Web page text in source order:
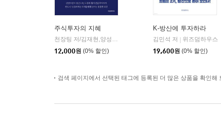
주식투자의 지혜
| 에프엔미디어
12,000원 (0% 할인)
K-방산에 투자하라
김민석 저 | 위즈덤하우스
19,600원 (0% 할인)
검색 페이지에서 선택된 태그에 등록된 더 많은 상품을 확인해